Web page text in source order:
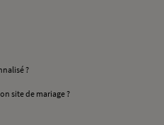
?
site de mariage ?